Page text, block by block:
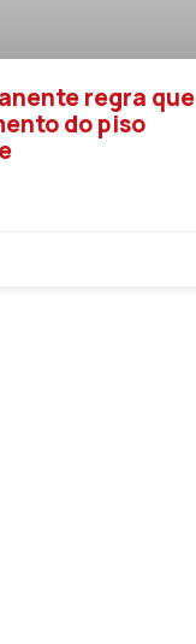
regra que
do piso